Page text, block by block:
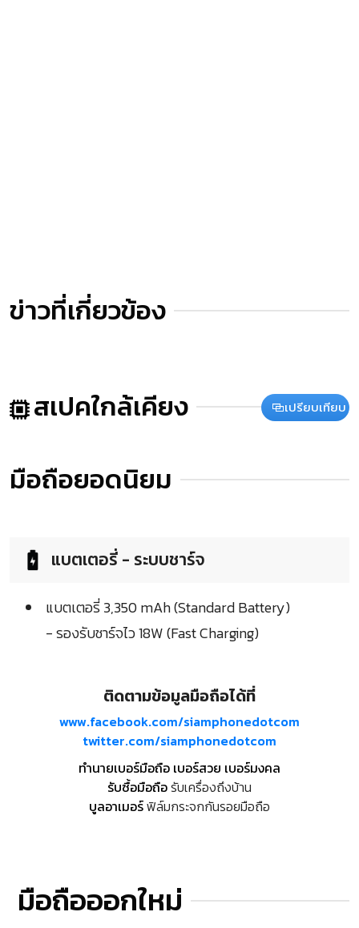
ข่าวที่เกี่ยวข้อง
สเปคใกล้เคียง เปรียบเทียบ
มือถือยอดนิยม
แบตเตอรี่ - ระบบชาร์จ
แบตเตอรี่ 3,350 mAh (Standard Battery)
- รองรับชาร์จไว 18W (Fast Charging)
ติดตามข้อมูลมือถือได้ที่
www.facebook.com/siamphonedotcom
twitter.com/siamphonedotcom
ทำนายเบอร์มือถือ เบอร์สวย เบอร์มงคล
รับซื้อมือถือรับเครื่องถึงบ้าน
บูลอาเมอร์ฟิล์มกระจกกันรอยมือถือ
มือถือออกใหม่